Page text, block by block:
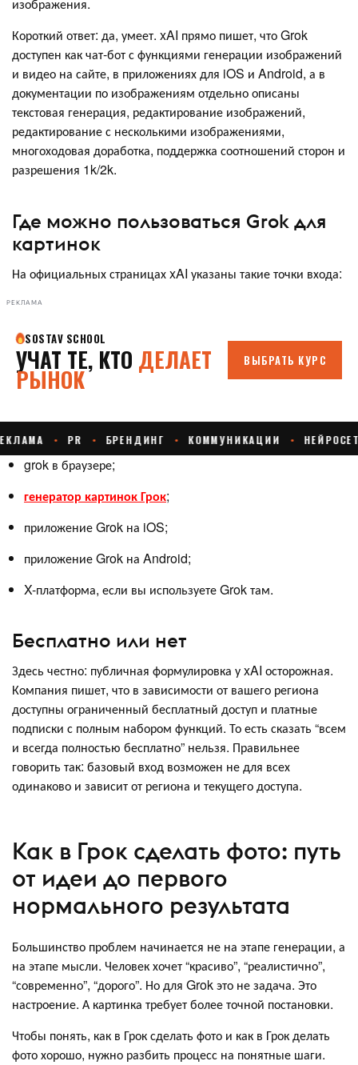
изображения.
Короткий ответ: да, умеет. xAI прямо пишет, что Grok
доступен как чат-бот с функциями генерации изображений
и видео на сайте, в приложениях для iOS и Android, а в
документации по изображениям отдельно описаны
текстовая генерация, редактирование изображений,
редактирование с несколькими изображениями,
многоходовая доработка, поддержка соотношений сторон и
разрешения 1k/2k.
Где можно пользоваться Grok для
картинок
На официальных страницах xAI указаны такие точки входа:
РЕКЛАМА
grok в браузере;
генератор картинок Грок;
приложение Grok на iOS;
приложение Grok на Android;
X-платформа, если вы используете Grok там.
Бесплатно или нет
Здесь честно: публичная формулировка у xAI осторожная.
Компания пишет, что в зависимости от вашего региона
доступны ограниченный бесплатный доступ и платные
подписки с полным набором функций. То есть сказать “всем
и всегда полностью бесплатно” нельзя. Правильнее
говорить так: базовый вход возможен не для всех
одинаково и зависит от региона и текущего доступа.
Как в Грок сделать фото: путь
от идеи до первого
нормального результата
Большинство проблем начинается не на этапе генерации, а
на этапе мысли. Человек хочет “красиво”, “реалистично”,
“современно”, “дорого”. Но для Grok это не задача. Это
настроение. А картинка требует более точной постановки.
Чтобы понять, как в Грок сделать фото и как в Грок делать
фото хорошо, нужно разбить процесс на понятные шаги.